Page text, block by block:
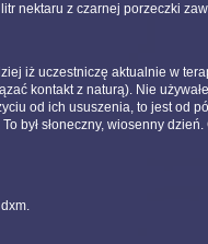
nektaru z czarnej porzeczki
iż uczestniczę aktualnie w
kontakt z naturą). Nie
od ich ususzenia, to jest od
był słoneczny, wiosenny dzień.